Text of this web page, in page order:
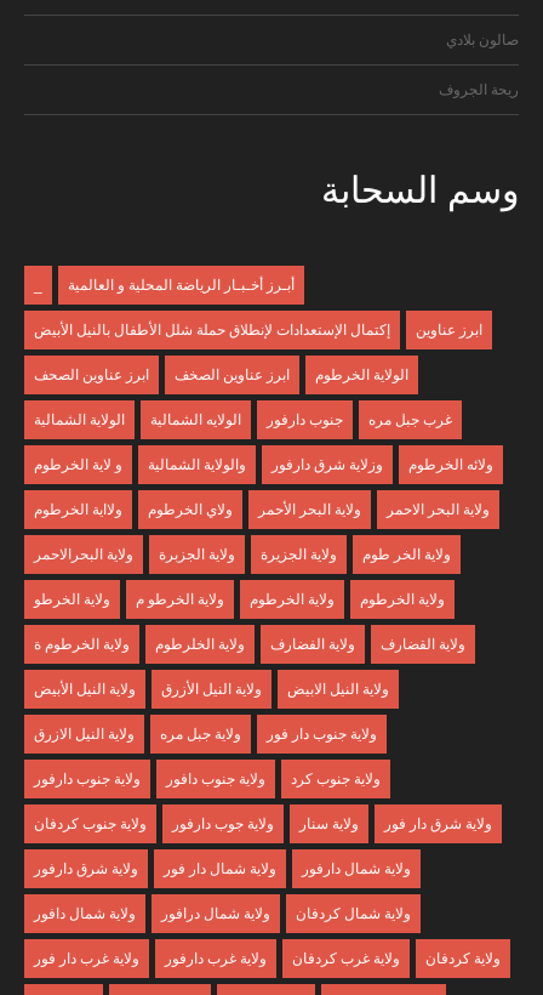
صالون بلادي
ريحة الجروف
وسم السحابة
أبـرز أخـبـار الرياضة المحلية و العالمية
إكتمال الإستعدادات لإنطلاق حملة شلل الأطفال بالنيل الأبيض ابرز عناوين
ابرز عناوين الصحف ابرز عناوين الصخف الولاية الخرطوم
الولاية الشمالية الولايه الشمالية جنوب دارفور غرب جبل مره
و لاية الخرطوم والولاية الشمالية وزلاية شرق دارفور ولائه الخرطوم
ولااية الخرطوم ولاي الخرطوم ولاية البحر الأحمر ولاية البحر الاحمر
ولاية البحرالاحمر ولاية الجزبرة ولاية الجزيرة ولاية الخر طوم
ولاية الخرطو ولاية الخرطو م ولاية الخرطوم ولاية الخرطوم
ولاية الخرطوم ة ولاية الخلرطوم ولاية الفضارف ولاية القضارف
ولاية النيل الأبيض ولاية النيل الأزرق ولاية النيل الابيض
ولاية النيل الازرق ولاية جبل مره ولاية جنوب دار فور
ولاية جنوب دارفور ولاية جنوب دافور ولاية جنوب كرد
ولاية جنوب كردفان ولاية جوب دارفور ولاية سنار ولاية شرق دار فور
ولاية شرق دارفور ولاية شمال دار فور ولاية شمال دارفور
ولاية شمال دافور ولاية شمال درافور ولاية شمال كردفان
ولاية غرب دار فور ولاية غرب دارفور ولاية غرب كردفان ولاية كردفان